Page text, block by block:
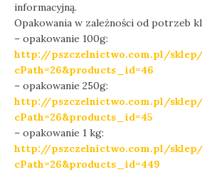
informacyjną.
Opakowania w zależności od potrzeb
– opakowanie 100g:
http://pszczelnictwo.com.pl/
cPath=26&products_id=46
– opakowanie 250g:
http://pszczelnictwo.com.pl/
cPath=26&products_id=45
– opakowanie 1 kg:
http://pszczelnictwo.com.pl/
cPath=26&products_id=449